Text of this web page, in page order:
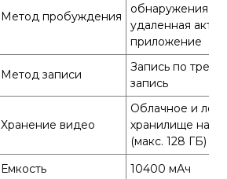
Метод пробуждения
обнаружения
удаленная
приложение
Метод записи
Запись по
запись
Хранение видео
Облачное и
хранилище на
(макс. 128 ГБ)
Емкость
10400 мАч